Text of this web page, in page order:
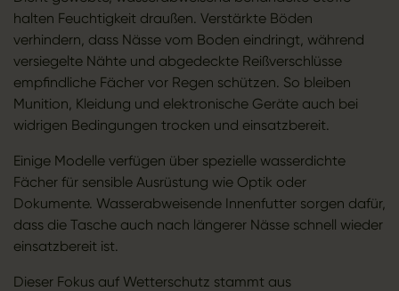
halten Feuchtigkeit draußen. Verstärkte Böden
verhindern, dass Nässe vom Boden eindringt, während
versiegelte Nähte und abgedeckte Reißverschlüsse
empfindliche Fächer vor Regen schützen. So bleiben
Munition, Kleidung und elektronische Geräte auch bei
widrigen Bedingungen trocken und einsatzbereit.
Einige Modelle verfügen über spezielle wasserdichte
Fächer für sensible Ausrüstung wie Optik oder
Dokumente. Wasserabweisende Innenfutter sorgen dafür,
dass die Tasche auch nach längerer Nässe schnell wieder
einsatzbereit ist.
Dieser Fokus auf Wetterschutz stammt aus